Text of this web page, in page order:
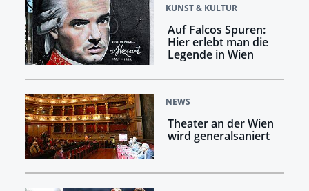
KUNST & KULTUR
Auf Falcos Spuren:
Hier erlebt man die
Legende in Wien
NEWS
Theater an der Wien
wird generalsaniert